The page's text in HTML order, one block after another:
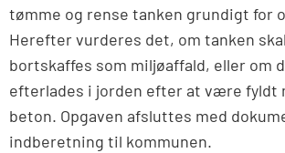
tømme og rense tanken grundigt for
Herefter vurderes det, om tanken
bortskaffes som miljøaffald, eller om
efterlades i jorden efter at være fyldt
beton. Opgaven afsluttes med
indberetning til kommunen.